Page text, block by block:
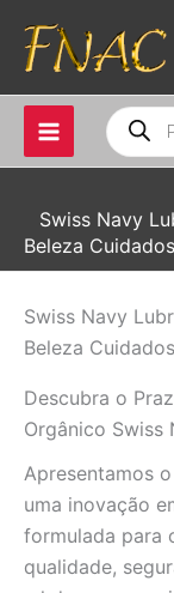
para
conteúdo
Pesquisar
produtos
Swiss Navy
Beleza
Swiss Navy
Beleza
Descubra o
Orgânico Swiss
Apresentamos o
uma inovação
formulada para
qualidade,